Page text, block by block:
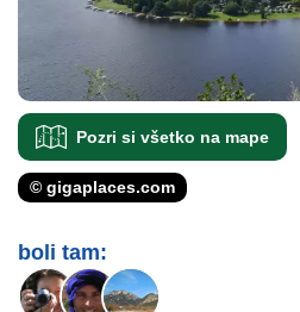
Pozri si všetko na mape
© gigaplaces.com
boli tam: